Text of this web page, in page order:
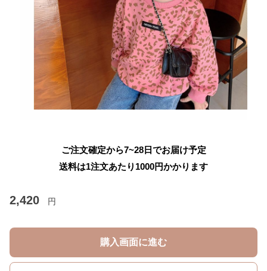
ご注文確定から7~28日でお届け予定
送料は1注文あたり 1000円かかります
2,420 円
購入画面に進む